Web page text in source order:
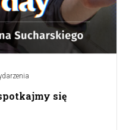
się